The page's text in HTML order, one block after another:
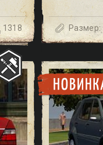
1318 Размер: